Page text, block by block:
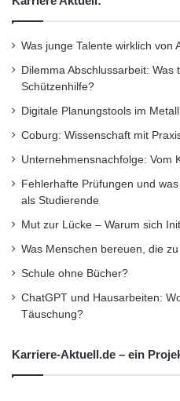
Was junge Talente wirklich von
Dilemma Abschlussarbeit:
Schützenhilfe?
Digitale Planungstools im
Coburg: Wissenschaft mit
Unternehmensnachfolge: Vom
Fehlerhafte Prüfungen und
als Studierende
Mut zur Lücke – Warum sich
Was Menschen bereuen, die
Schule ohne Bücher?
ChatGPT und Hausarbeiten:
Täuschung?
Karriere-Aktuell.de – ein